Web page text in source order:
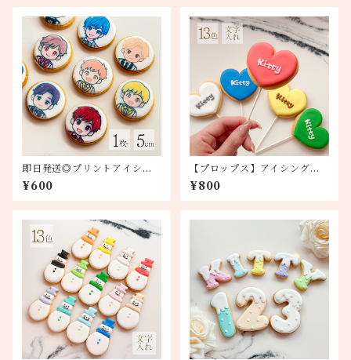
即日発送◎プリントアイシン
グクッキー
¥600
【プロップス】アイシングク
ッキー
¥800